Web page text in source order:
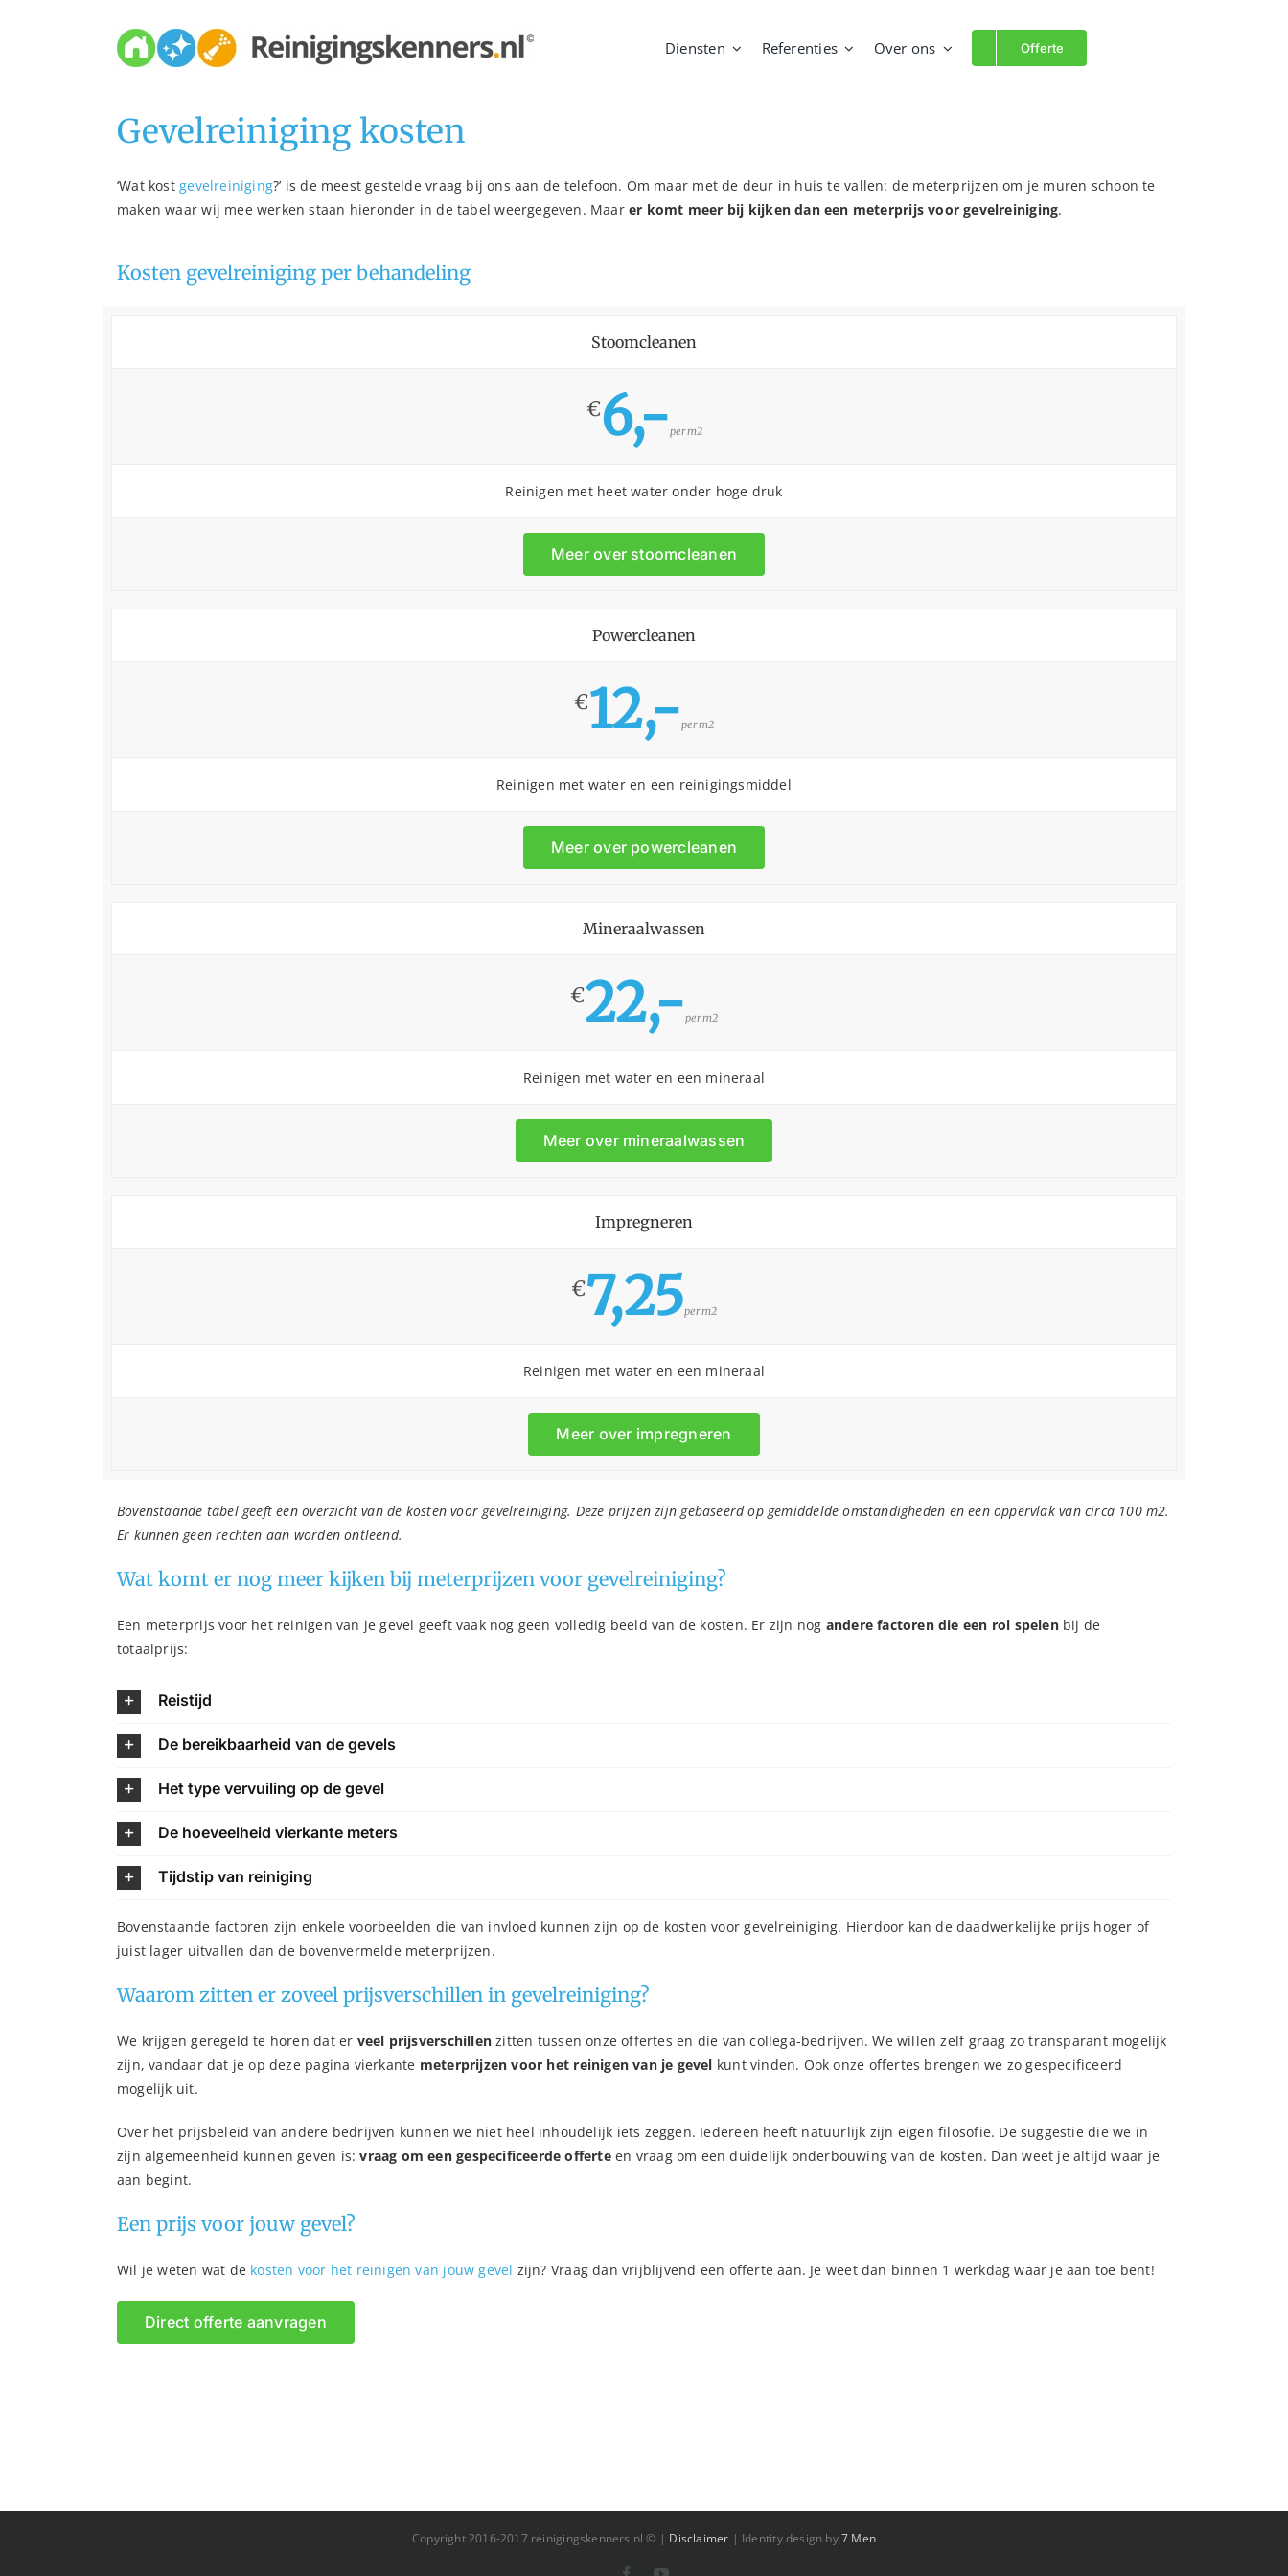
Diensten Referenties Over ons Offerte
Gevelreiniging kosten
‘Wat kostgevelreiniging?’ is de meest gestelde vraag bij ons aan de telefoon. Om maar met de deur in huis te vallen: de meterprijzen om je muren schoon te
maken waar wij mee werken staan hieronder in de tabel weergegeven. Maarer komt meer bij kijken dan een meterprijs voor gevelreiniging.
Kosten gevelreiniging per behandeling
Stoomcleanen
€6,-per m2
Reinigen met heet water onder hoge druk
Meer over stoomcleanen
Powercleanen
€12,-per m2
Reinigen met water en een reinigingsmiddel
Meer over powercleanen
Mineraalwassen
€22,-per m2
Reinigen met water en een mineraal
Meer over mineraalwassen
Impregneren
€7,25per m2
Reinigen met water en een mineraal
Meer over impregneren
Bovenstaande tabel geeft een overzicht van de kosten voor gevelreiniging. Deze prijzen zijn gebaseerd op gemiddelde omstandigheden en een oppervlak van circa 100 m2.
Er kunnen geen rechten aan worden ontleend.
Wat komt er nog meer kijken bij meterprijzen voor gevelreiniging?
Een meterprijs voor het reinigen van je gevel geeft vaak nog geen volledig beeld van de kosten. Er zijn nog andere factoren die een rol spelenbij de
totaalprijs:
Reistijd
De bereikbaarheid van de gevels
Het type vervuiling op de gevel
De hoeveelheid vierkante meters
Tijdstip van reiniging
Bovenstaande factoren zijn enkele voorbeelden die van invloed kunnen zijn op de kosten voor gevelreiniging. Hierdoor kan de daadwerkelijke prijs hoger of
juist lager uitvallen dan de bovenvermelde meterprijzen.
Waarom zitten er zoveel prijsverschillen in gevelreiniging?
We krijgen geregeld te horen dat er veel prijsverschillenzitten tussen onze offertes en die van collega-bedrijven. We willen zelf graag zo transparant mogelijk
zijn, vandaar dat je op deze pagina vierkante meterprijzen voor het reinigen van je gevel kunt vinden. Ook onze offertes brengen we zo gespecificeerd
mogelijk uit.
Over het prijsbeleid van andere bedrijven kunnen we niet heel inhoudelijk iets zeggen. Iedereen heeft natuurlijk zijn eigen filosofie. De suggestie die we in
zijn algemeenheid kunnen geven is:vraag om een gespecificeerde offerteen vraag om een duidelijk onderbouwing van de kosten. Dan weet je altijd waar je
aan begint.
Een prijs voor jouw gevel?
Wil je weten wat de kosten voor het reinigen van jouw gevel zijn? Vraag dan vrijblijvend een offerte aan. Je weet dan binnen 1 werkdag waar je aan toe bent!
Direct offerte aanvragen
Copyright 2016-2017 reinigingskenners.nl © | Disclaimer | Identity design by7 Men
FacebookYouTube